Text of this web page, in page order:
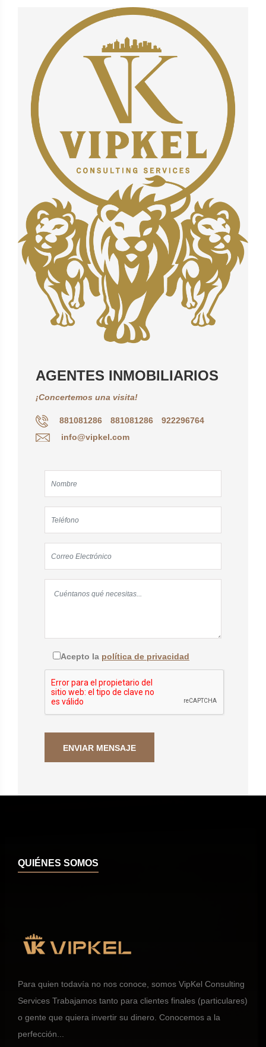
AGENTES INMOBILIARIOS
¡Concertemos una visita!
881081286 881081286
922296764
info@vipkel.com
Acepto la política de privacidad
QUIÉNES SOMOS
Para quien todavía no nos conoce, somos VipKel Consulting
Services Trabajamos tanto para clientes finales (particulares)
o gente que quiera invertir su dinero. Conocemos a la
perfección...